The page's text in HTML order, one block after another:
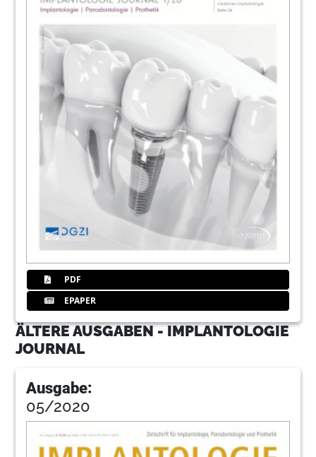
PDF
EPAPER
ÄLTERE AUSGABEN - IMPLANTOLOGIE
JOURNAL
Ausgabe:
05/2020